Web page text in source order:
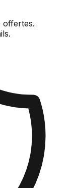
offertes.